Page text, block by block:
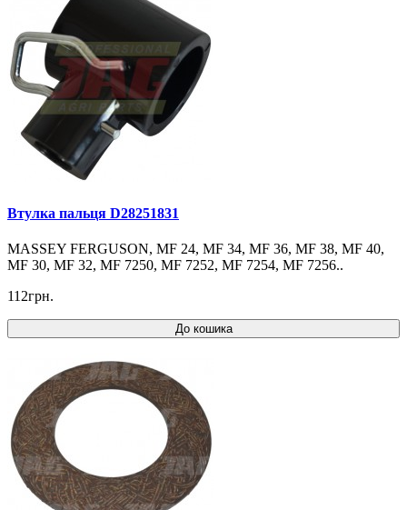
Втулка пальця D28251831
MASSEY FERGUSON, MF 24, MF 34, MF 36, MF 38, MF 40,
MF 30, MF 32, MF 7250, MF 7252, MF 7254, MF 7256..
112грн.
До кошика